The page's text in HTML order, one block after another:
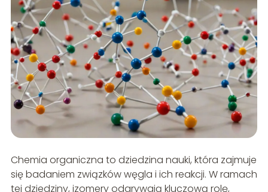
Chemia organiczna to dziedzina nauki, która zajmuje
się badaniem związków węgla i ich reakcji. W ramach
tej dziedziny, izomery odgrywają kluczową rolę,